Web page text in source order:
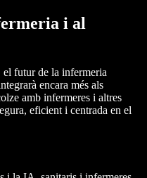
i al
el futur de la infermeria
encara més als
amb infermeres i altres
eficient i centrada en el